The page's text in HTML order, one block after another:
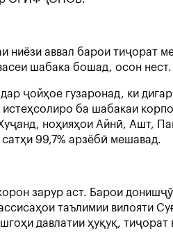
ниёзи аввал барои
шабака бошад, осон нест.
ҷойҳое гузаронад, ки
ба шабакаи
ноҳияҳои Айнӣ, Ашт,
99,7% арзёбӣ мешавад.
зарур аст. Барои
таълимии вилояти
давлатии ҳуқуқ,